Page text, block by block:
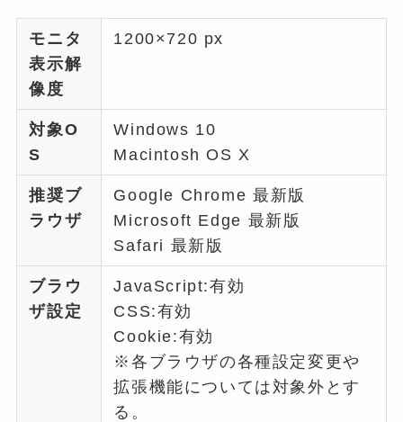
モニタ
表示解
像度
1200×720 px
対象O
S
Windows 10
Macintosh OS X
推奨ブ
ラウザ
Google Chrome 最新版
Microsoft Edge 最新版
Safari 最新版
ブラウ
ザ設定
JavaScript:有効
CSS:有効
Cookie:有効
※各ブラウザの各種設定変更や
拡張機能については対象外とす
る。